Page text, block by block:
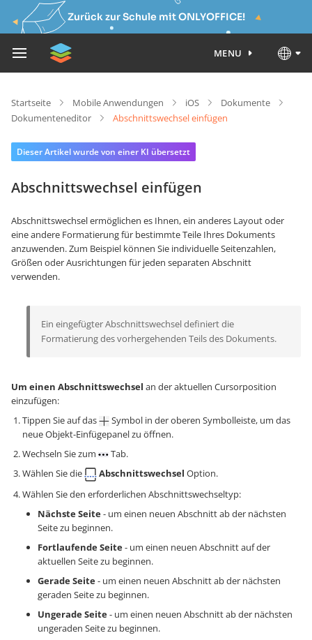
Zurück zur Schule mit ONLYOFFICE!
MENU
Startseite Mobile Anwendungen iOS
Dokumente
Dokumenteneditor
Abschnittswechsel einfügen
Dieser Artikel wurde von einer KI übersetzt
Abschnittswechsel einfügen
Abschnittswechsel ermöglichen es Ihnen, ein anderes Layout oder
eine andere Formatierung für bestimmte Teile Ihres Dokuments
anzuwenden. Zum Beispiel können Sie individuelle Seitenzahlen,
Größen oder Ausrichtungen für jeden separaten Abschnitt
verwenden.
Ein eingefügter Abschnittswechsel definiert die
Formatierung des vorhergehenden Teils des Dokuments.
Um einen Abschnittswechsel an der aktuellen Cursorposition
einzufügen:
Tippen Sie auf das
Symbol in der oberen Symbolleiste, um das
neue Objekt-Einfügepanel zu öffnen.
Wechseln Sie zum
Tab.
Wählen Sie die
Abschnittswechsel Option.
Wählen Sie den erforderlichen Abschnittswechseltyp:
Nächste Seite- um einen neuen Abschnitt ab der nächsten
Seite zu beginnen.
Fortlaufende Seite- um einen neuen Abschnitt auf der
aktuellen Seite zu beginnen.
Gerade Seite- um einen neuen Abschnitt ab der nächsten
geraden Seite zu beginnen.
Ungerade Seite- um einen neuen Abschnitt ab der nächsten
ungeraden Seite zu beginnen.